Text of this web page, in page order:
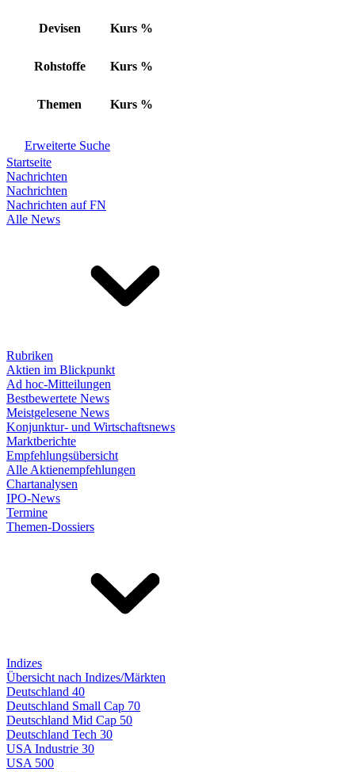
Devisen Kurs %
Rohstoffe Kurs %
Themen Kurs %
Erweiterte Suche
Startseite
Nachrichten
Nachrichten
Nachrichten auf FN
Alle News
Rubriken
Aktien im Blickpunkt
Ad hoc-Mitteilungen
Bestbewertete News
Meistgelesene News
Konjunktur- und Wirtschaftsnews
Marktberichte
Empfehlungsübersicht
Alle Aktienempfehlungen
Chartanalysen
IPO-News
Termine
Themen-Dossiers
Indizes
Übersicht nach Indizes/Märkten
Deutschland 40
Deutschland Small Cap 70
Deutschland Mid Cap 50
Deutschland Tech 30
USA Industrie 30
USA 500